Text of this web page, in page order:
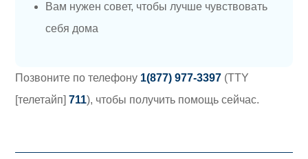
Вам нужен совет, чтобы лучше чувствовать
себя дома
Позвоните по телефону 1(877) 977-3397 (TTY
[телетайп]711), чтобы получить помощь сейчас.